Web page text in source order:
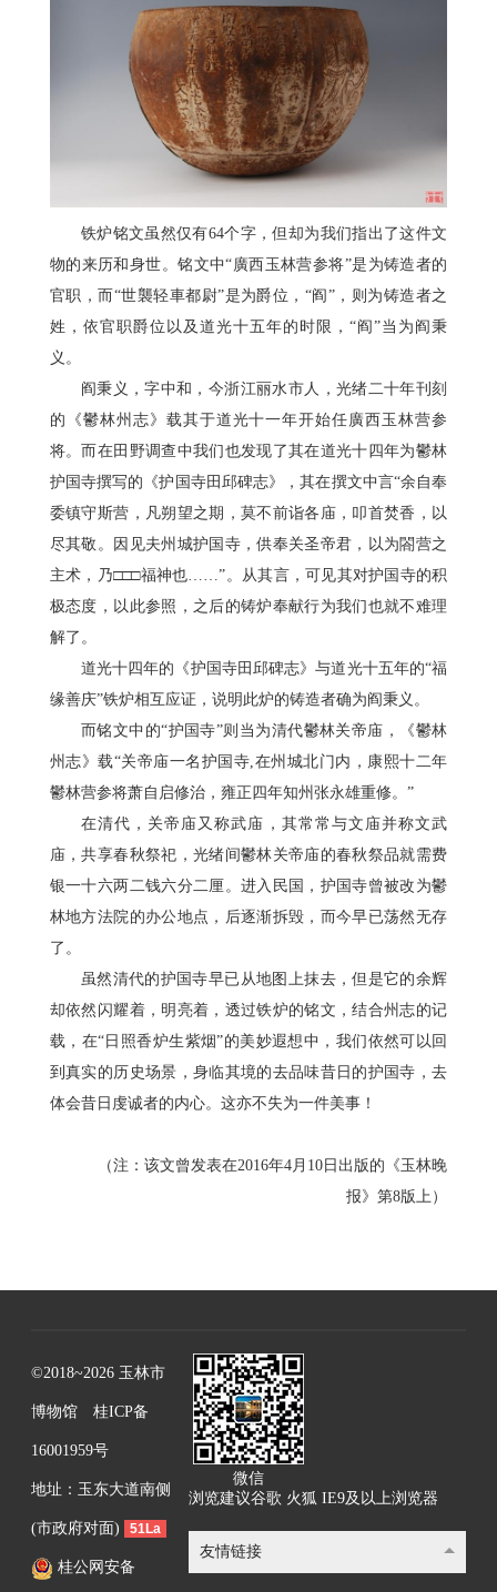
铁炉铭文虽然仅有64个字，但却为我们指出了这件文
物的来历和身世。铭文中“廣西玉林营参将”是为铸造者的
官职，而“世襲轻車都尉”是为爵位，“阎”，则为铸造者之
姓，依官职爵位以及道光十五年的时限，“阎”当为阎秉
义。
阎秉义，字中和，今浙江丽水市人，光绪二十年刊刻
的《鬱林州志》载其于道光十一年开始任廣西玉林营参
将。而在田野调查中我们也发现了其在道光十四年为鬱林
护国寺撰写的《护国寺田邱碑志》，其在撰文中言“余自奉
委镇守斯营，凡朔望之期，莫不前诣各庙，叩首焚香，以
尽其敬。因见夫州城护国寺，供奉关圣帝君，以为閤营之
主术，乃□□□福神也……”。从其言，可见其对护国寺的积
极态度，以此参照，之后的铸炉奉献行为我们也就不难理
解了。
道光十四年的《护国寺田邱碑志》与道光十五年的“福
缘善庆”铁炉相互应证，说明此炉的铸造者确为阎秉义。
而铭文中的“护国寺”则当为清代鬱林关帝庙，《鬱林
州志》载“关帝庙一名护国寺,在州城北门内，康熙十二年
鬱林营参将萧自启修治，雍正四年知州张永雄重修。”
在清代，关帝庙又称武庙，其常常与文庙并称文武
庙，共享春秋祭祀，光绪间鬱林关帝庙的春秋祭品就需费
银一十六两二钱六分二厘。进入民国，护国寺曾被改为鬱
林地方法院的办公地点，后逐渐拆毁，而今早已荡然无存
了。
虽然清代的护国寺早已从地图上抹去，但是它的余辉
却依然闪耀着，明亮着，透过铁炉的铭文，结合州志的记
载，在“日照香炉生紫烟”的美妙遐想中，我们依然可以回
到真实的历史场景，身临其境的去品味昔日的护国寺，去
体会昔日虔诚者的内心。这亦不失为一件美事！
（注：该文曾发表在2016年4月10日出版的《玉林晚
报》第8版上）
©2018~2026 玉林市
博物馆 桂ICP备
16001959号
地址：玉东大道南侧
(市政府对面) 51La
桂公网安备
微信
浏览建议谷歌 火狐 IE9及以上浏览器
友情链接